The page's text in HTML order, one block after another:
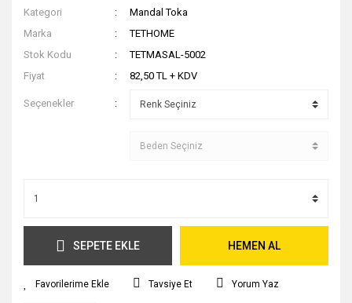
Kategori
Mandal Toka
Marka
TETHOME
Stok Kodu
TETMASAL-5002
Fiyat
82,50 TL + KDV
Seçenekler
SEPETE EKLE HEMEN AL
Tavsiye Et Yorum Yaz